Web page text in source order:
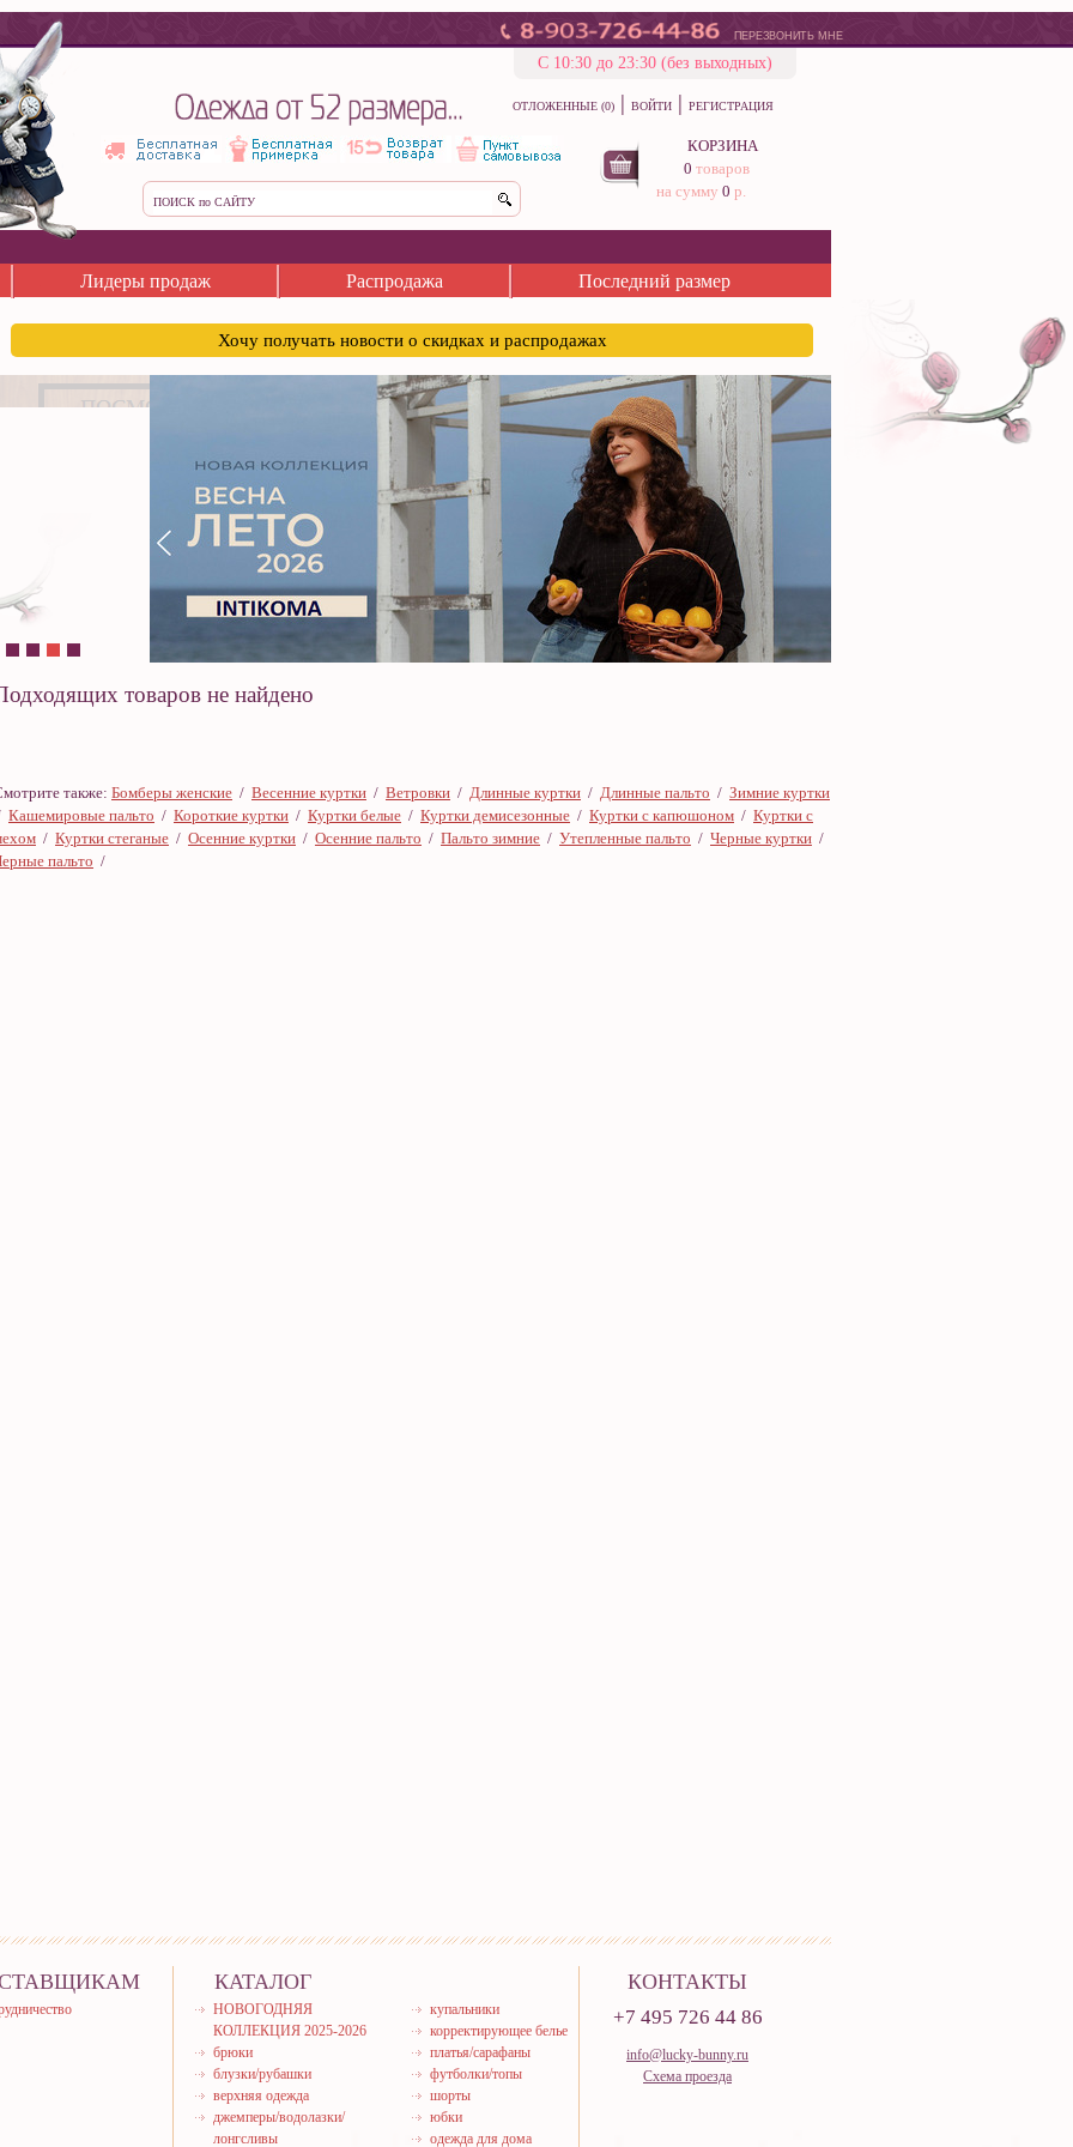
ПЕРЕЗВОНИТЬ МНЕ
С 10:30 до 23:30 (без выходных)
ОТЛОЖЕННЫЕ (0) | ВОЙТИ | РЕГИСТРАЦИЯ
КОРЗИНА
0 товаров
на сумму 0 р.
Лидеры продаж Распродажа Последний размер
Хочу получать новости о скидках и распродажах
товаров не найдено
также: Бомберы женские / Весенние куртки / Ветровки / Длинные куртки / Длинные пальто / Зимние куртки
Кашемировые пальто / Короткие куртки / Куртки белые / Куртки демисезонные / Куртки с капюшоном / Куртки с
/ Куртки стеганые / Осенние куртки / Осенние пальто / Пальто зимние / Утепленные пальто / Черные куртки /
пальто /
КАТАЛОГ
НОВОГОДНЯЯ
КОЛЛЕКЦИЯ 2025-2026
брюки
блузки/рубашки
верхняя одежда
джемперы/водолазки/
лонгсливы
купальники
корректирующее белье
платья/сарафаны
футболки/топы
шорты
юбки
одежда для дома
КОНТАКТЫ
+7 495 726 44 86
info@lucky-bunny.ru
Схема проезда